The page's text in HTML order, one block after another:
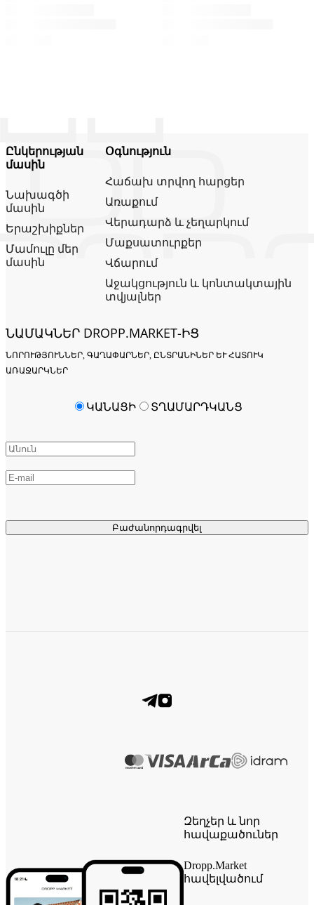
Ընկերության
մասին
Նախագծի
մասին
Երաշխիքներ
Մամուլը մեր
մասին
Օգնություն
Հաճախ տրվող հարցեր
Առաքում
Վերադարձ և չեղարկում
Մաքսատուրքեր
Վճարում
Աջակցություն և կոնտակտային
տվյալներ
ՆԱՄԱԿՆԵՐ DROPP.MARKET-ԻՑ
ՆՈՐՈՒԹՅՈՒՆՆԵՐ, ԳԱՂԱՓԱՐՆԵՐ, ԸՆՏՐԱՆԻՆԵՐ ԵՒ ՀԱՏՈՒԿ Ա
ՌԱՋԱՐԿՆԵՐ
Բաժանորդագրվել
ԿԱՆԱՑԻ ՏՂԱՄԱՐԴԿԱՆՑ
Զեղչեր և նոր
հավաքածուներ
Dropp.Market
հավելվածում